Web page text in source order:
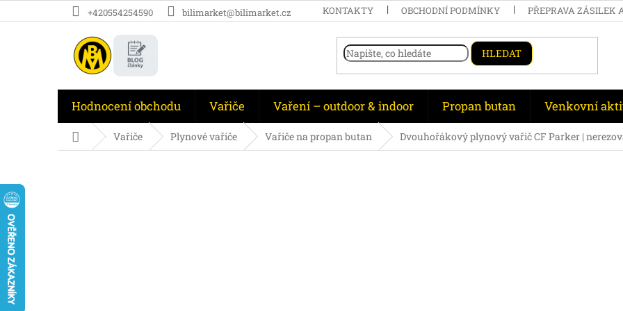
na
+420554254590 bilimarket@bilimarket.cz KONTAKTY OBCHODNÍ PODMÍNKY PŘEPRAVA ZÁSILEK A
HLEDAT
Hodnocení obchodu Vařiče Vaření – outdoor & indoor Propan butan Venkovní
Domů Vařiče Plynové vařiče Vařiče na propan butan Dvouhořákový plynový vařič CF Parker |